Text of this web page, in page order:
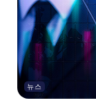
뉴스